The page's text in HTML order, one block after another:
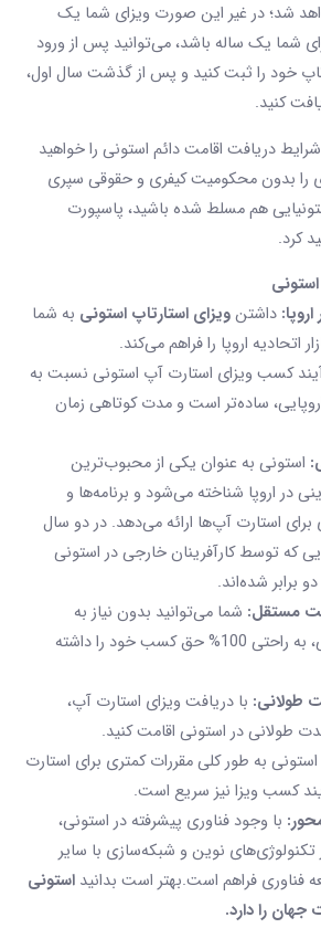
خواهد شد؛ در غیر این صورت ویزای شما یک
شما یک ساله باشد، می‌توانید پس از ورود
خود را ثبت کنید و پس از گذشت سال اول،
شما شرایط دریافت اقامت دائم استونی را خواهید
۵ سال بعدی را بدون محکومیت کیفری و حقوقی سپری
هم مسلط شده باشید، پاسپورت
کرد.
استونی
داشتنویزای استارتاپاستونی به شما
اتحادیه اروپا را فراهم می‌کند.
کسب ویزای استارت آپ استونی نسبت به
ساده‌تر است و مدت کوتاهی زمان
استونی به عنوان یکی از محبوب‌ترین
در اروپا شناخته می‌شود و برنامه‌ها و
برای استارت آپ‌ها ارائه می‌دهد. در دو سال
که توسط کارآفرینان خارجی در استونی
برابر شده‌اند.
مستقل: شما می‌توانید بدون نیاز به
سهامداران محلی، به راحتی 100% حق کسب خود را داشته
طولانی: با دریافت ویزای استارت آپ،
طولانی در استونی اقامت کنید.
استونی به طور کلی مقررات کمتری برای استارت
کسب ویزا نیز سریع است.
با وجود فناوری پیشرفته در استونی،
تکنولوژی‌های نوین و شبکه‌سازی با سایر
فراهم است.بهتر است بدانیداستونی
جهان را دارد.